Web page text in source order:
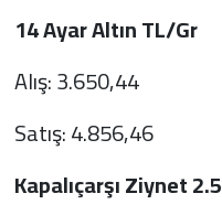
14 Ayar Altın TL/Gr
Alış: 3.650,44
Satış: 4.856,46
Kapalıçarşı Ziynet 2.5